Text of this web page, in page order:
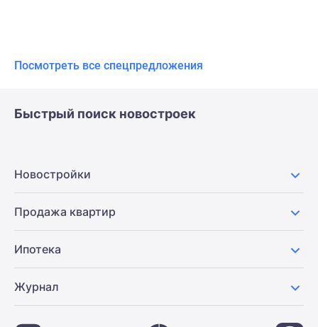
Посмотреть все спецпредложения
Быстрый поиск новостроек
Новостройки
Продажа квартир
Ипотека
Журнал